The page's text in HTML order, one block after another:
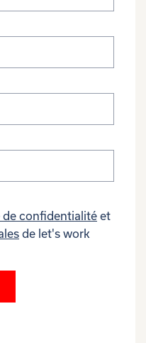
de confidentialité et
de let's work